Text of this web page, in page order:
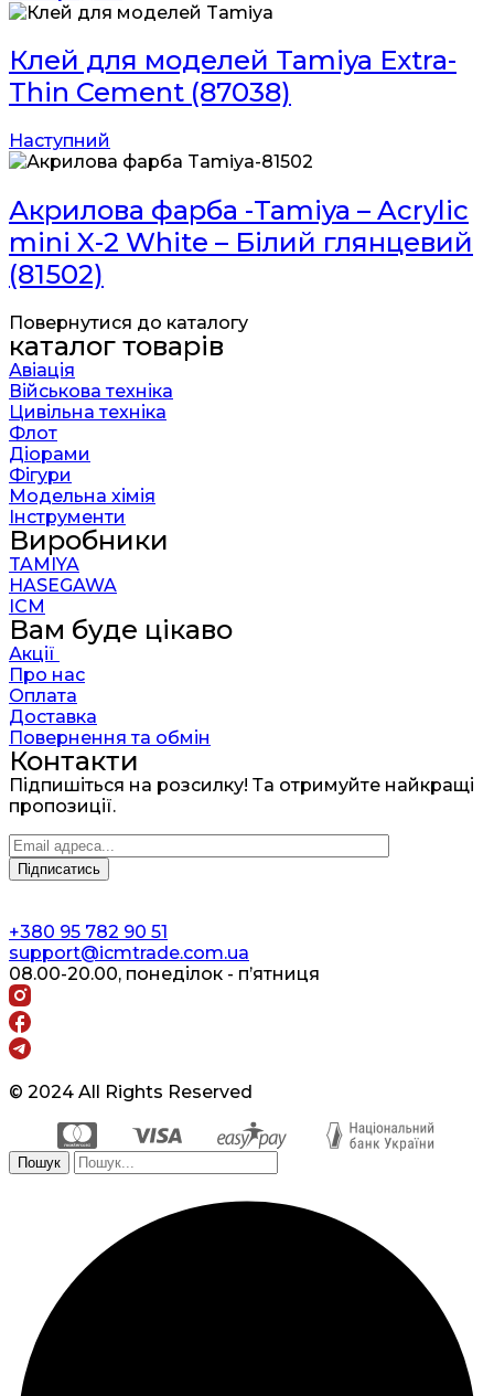
Клей для моделей Tamiya Extra-
Thin Cement (87038)
Наступний
Акрилова фарба -Tamiya – Acrylic
mini X-2 White – Білий глянцевий
(81502)
Повернутися до каталогу
каталог товарів
Авіація
Військова техніка
Цивільна техніка
Флот
Діорами
Фігури
Модельна хімія
Інструменти
Виробники
TAMIYA
HASEGAWA
ICM
Вам буде цікаво
Акції
Про нас
Оплата
Доставка
Повернення та обмін
Контакти
Підпишіться на розсилку! Та отримуйте найкращі
пропозиції.
+380 95 782 90 51
support@icmtrade.com.ua
08.00-20.00, понеділок - п’ятниця
© 2024 All Rights Reserved
Пошук